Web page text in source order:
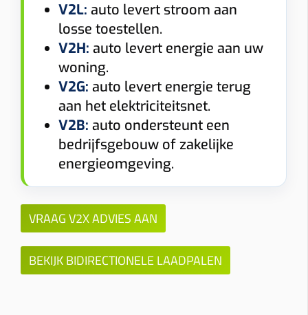
V2L: auto levert stroom aan
losse toestellen.
V2H: auto levert energie aan uw
woning.
V2G: auto levert energie terug
aan het elektriciteitsnet.
V2B: auto ondersteunt een
bedrijfsgebouw of zakelijke
energieomgeving.
VRAAG V2X ADVIES AAN
BEKIJK BIDIRECTIONELE LAADPALEN